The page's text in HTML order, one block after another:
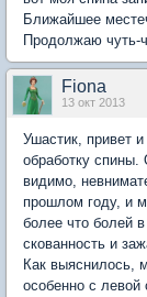
Ближайшее
Продолжаю чуть-
Fiona
13 окт 2013
Ушастик, привет
обработку
видимо,
прошлом году, и
более что болей
скованность и
Как выяснилось,
особенно с левой